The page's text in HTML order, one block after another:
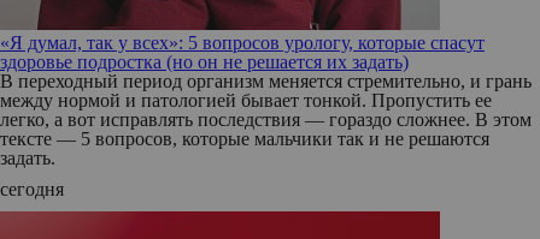
«Я думал, так у всех»: 5 вопросов урологу, которые спасут
здоровье подростка (но он не решается их задать)
В переходный период организм меняется стремительно, и грань
между нормой и патологией бывает тонкой. Пропустить ее
легко, а вот исправлять последствия — гораздо сложнее. В этом
тексте — 5 вопросов, которые мальчики так и не решаются
задать.
сегодня